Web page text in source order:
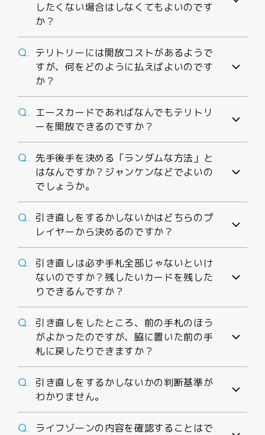
したくない場合はしなくてもよいのです
か？
Q. テリトリーには開放コストがあるようで
すが、何をどのように払えばよいのです
か？
Q. エースカードであればなんでもテリトリ
ーを開放できるのですか？
Q. 先手後手を決める「ランダムな方法」と
はなんですか？ジャンケンなどでよいの
でしょうか。
Q. 引き直しをするかしないかはどちらのプ
レイヤーから決めるのですか？
Q. 引き直しは必ず手札全部じゃないといけ
ないのですか？残したいカードを残した
りできるんですか？
Q. 引き直しをしたところ、前の手札のほう
がよかったのですが、脇に置いた前の手
札に戻したりできますか？
Q. 引き直しをするかしないかの判断基準が
わかりません。
Q. ライフゾーンの内容を確認することはで